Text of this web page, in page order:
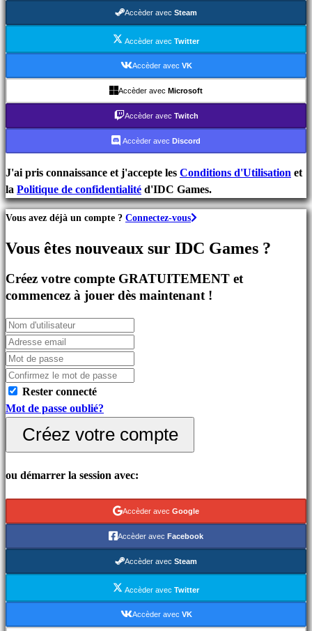
d'Aventure
Jeux
de
de
Tir
Jeux
de
course
casual
Jeux
Jeux
de
simulation
Jeux
de
casse
Jeux
combat
Événements
Accèder avec Steam
Accèder avecTwitter
Accèder avec VK
Accèder avec Microsoft
Accèder avec Twitch
Accèder avec Discord
J'ai pris connaissance et j'accepte les Conditions d'Utilisation et
la Politique de confidentialité d'IDC Games.
Vous avez déjà un compte ? Connectez-vous
Vous êtes nouveaux sur IDC Games ?
Créez votre compte GRATUITEMENT et
commencez à jouer dès maintenant !
Rester connecté
Mot de passe oublié?
Créez votre compte
ou démarrer la session avec:
Accèder avec Google
Accèder avec Facebook
Accèder avec Steam
Accèder avecTwitter
Accèder avec VK